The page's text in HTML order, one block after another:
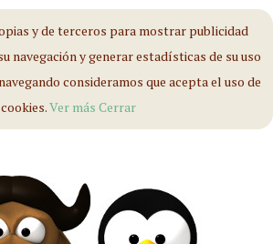
y de terceros para mostrar publicidad
navegación y generar estadísticas de su uso
consideramos que acepta el uso de
cookies.Ver más Cerrar